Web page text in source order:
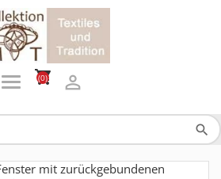
shopping_cart
(0) 
search